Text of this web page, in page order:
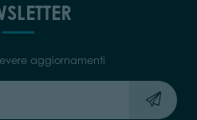
aggiornamenti